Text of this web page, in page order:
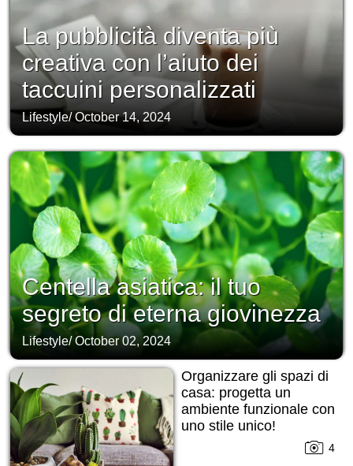
La pubblicità diventa più
creativa con l’aiuto dei
taccuini personalizzati
Lifestyle/October 14, 2024
Centella asiatica: il tuo
segreto di eterna giovinezza
Lifestyle/October 02, 2024
Organizzare gli spazi di
casa: progetta un
ambiente funzionale con
uno stile unico!
4